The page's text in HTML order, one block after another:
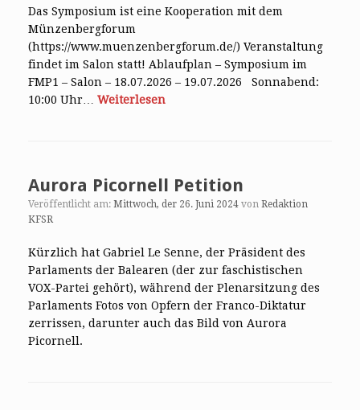
Das Symposium ist eine Kooperation mit dem
Münzenbergforum
(https://www.muenzenbergforum.de/) Veranstaltung
findet im Salon statt! Ablaufplan – Symposium im
FMP1 – Salon – 18.07.2026 – 19.07.2026 Sonnabend:
10:00 Uhr… Weiterlesen
Aurora Picornell Petition
Veröffentlicht am: Mittwoch, der 26. Juni 2024 von Redaktion
KFSR
Kürzlich hat Gabriel Le Senne, der Präsident des
Parlaments der Balearen (der zur faschistischen
VOX-Partei gehört), während der Plenarsitzung des
Parlaments Fotos von Opfern der Franco-Diktatur
zerrissen, darunter auch das Bild von Aurora
Picornell.